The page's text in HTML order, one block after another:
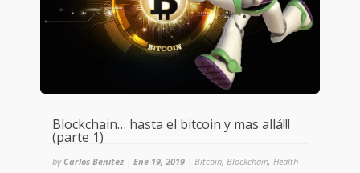
Blockchain… hasta el bitcoin y mas allá!!!
(parte 1)
byCarlos Benitez| Ene 19, 2019| Bitcoin, Blockchain, Health